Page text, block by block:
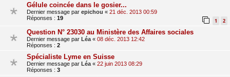
Gélule coincée dans le gosier...
Dernier message par epichou « 21 déc. 2013 00:59
Réponses : 19 1 2
Question N° 23030 au Ministère des Affaires sociales
Dernier message par Léa « 08 déc. 2013 12:42
Réponses : 2
Spécialiste Lyme en Suisse
Dernier message par Léa « 22 juin 2013 08:29
Réponses : 3